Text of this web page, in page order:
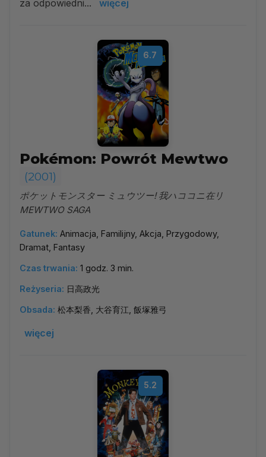
za odpowiedni...
więcej
6.7
Pokémon: Powrót Mewtwo
(2001)
ポケットモンスター ミュウツー! 我ハココニ在リ
MEWTWO SAGA
Gatunek: Animacja, Familijny, Akcja, Przygodowy,
Dramat, Fantasy
Czas trwania: 1 godz. 3 min.
Reżyseria: 日高政光
Obsada: 松本梨香, 大谷育江, 飯塚雅弓
więcej
5.2